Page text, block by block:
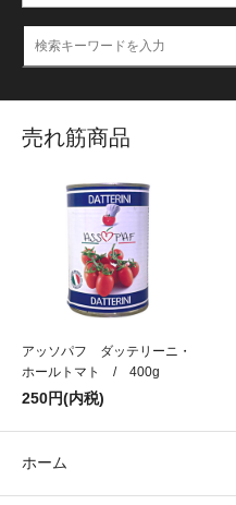
売れ筋商品
アッソパフ ダッテリーニ・
ホールトマト / 400g
250円(内税)
ホーム